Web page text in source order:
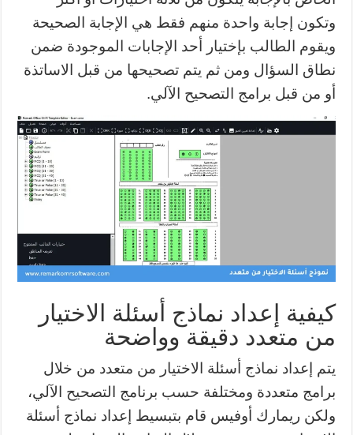
وتكون إجابة واحدة منهم فقط هي الإجابة الصحيحة
ويقوم الطالب بإختيار أحد الإجابات الموجودة ضمن
نطاق السؤال ومن ثم يتم تصحيحها من قبل الاساتذة
أو من قبل برامج التصحيح الآلي.
كيفية إعداد نماذج أسئلة الاختيار
من متعدد دقيقة وواضحة
يتم إعداد نماذج أسئلة الاختيار من متعدد من خلال
برامج متعددة ومختلفة حسب برنامج التصحيح الآلي،
ولكن ريمارك أوفيس قام بتبسيط إعداد نماذج أسئلة